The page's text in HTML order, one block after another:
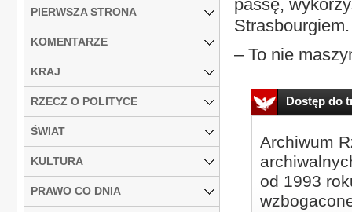
passę,
Strasbourgiem.
– To nie
Dostęp do
Archiwum
od 1993
PIERWSZA STRONA
KOMENTARZE
KRAJ
RZECZ O POLITYCE
ŚWIAT
KULTURA
PRAWO CO DNIA